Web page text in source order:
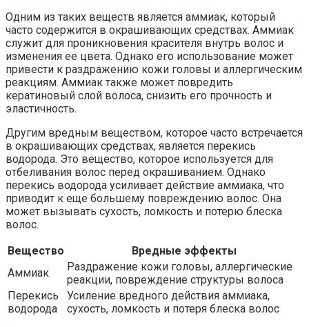
Одним из таких веществ является аммиак, который
часто содержится в окрашивающих средствах. Аммиак
служит для проникновения красителя внутрь волос и
изменения ее цвета. Однако его использование может
привести к раздражению кожи головы и аллергическим
реакциям. Аммиак также может повредить
кератиновый слой волоса, снизить его прочность и
эластичность.
Другим вредным веществом, которое часто встречается
в окрашивающих средствах, является перекись
водорода. Это вещество, которое используется для
отбеливания волос перед окрашиванием. Однако
перекись водорода усиливает действие аммиака, что
приводит к еще большему повреждению волос. Она
может вызывать сухость, ломкость и потерю блеска
волос.
Вещество
Вредные эффекты
Аммиак
Раздражение кожи головы, аллергические
реакции, повреждение структуры волоса
Перекись
водорода
Усиление вредного действия аммиака,
сухость, ломкость и потеря блеска волос